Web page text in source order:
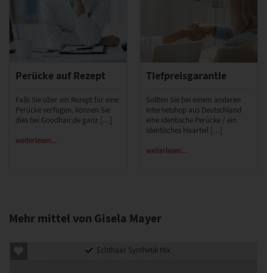
Perücke auf Rezept
Falls Sie über ein Rezept für eine
Perücke verfügen, können Sie
dies bei Goodhair.de ganz […]
weiterlesen...
Tiefpreisgarantie
Sollten Sie bei einem anderen
Internetshop aus Deutschland
eine identische Perücke / ein
identisches Haarteil […]
weiterlesen...
Mehr mittel von Gisela Mayer
Echthaar Synthetik Mix